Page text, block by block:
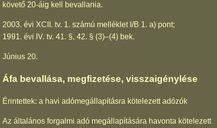
követő 20-áig kell bevallania.
2003. évi XCII. tv. 1. számú melléklet I/B 1. a) pont;
1991. évi IV. tv. 41. §, 42. § (3)–(4) bek.
Június 20.
Áfa bevallása, megfizetése, visszaigénylése
Érintettek: a havi adómegállapításra kötelezett adózók
Az általános forgalmi adó megállapítására havonta kötelezett